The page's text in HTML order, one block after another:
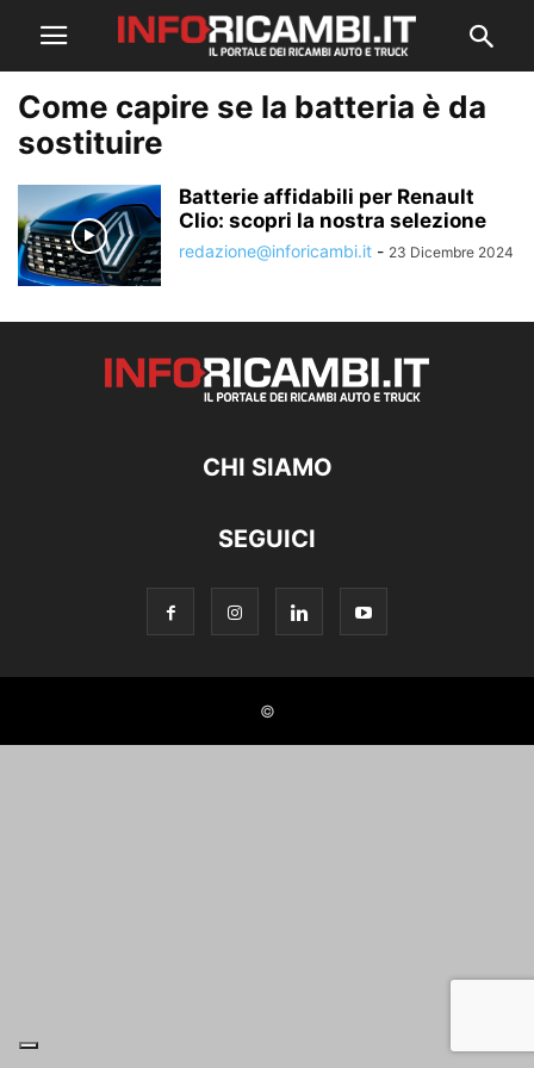
Come capire se la batteria è da
sostituire
Batterie affidabili per Renault
Clio: scopri la nostra selezione
redazione@inforicambi.it - 23 Dicembre 2024
CHI SIAMO
SEGUICI
©